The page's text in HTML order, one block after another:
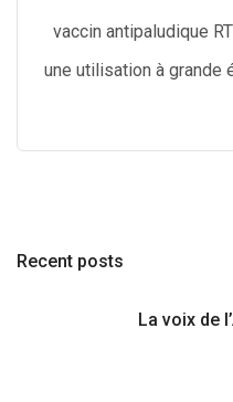
vaccin antipaludique
une utilisation à grande
Recent posts
La voix de